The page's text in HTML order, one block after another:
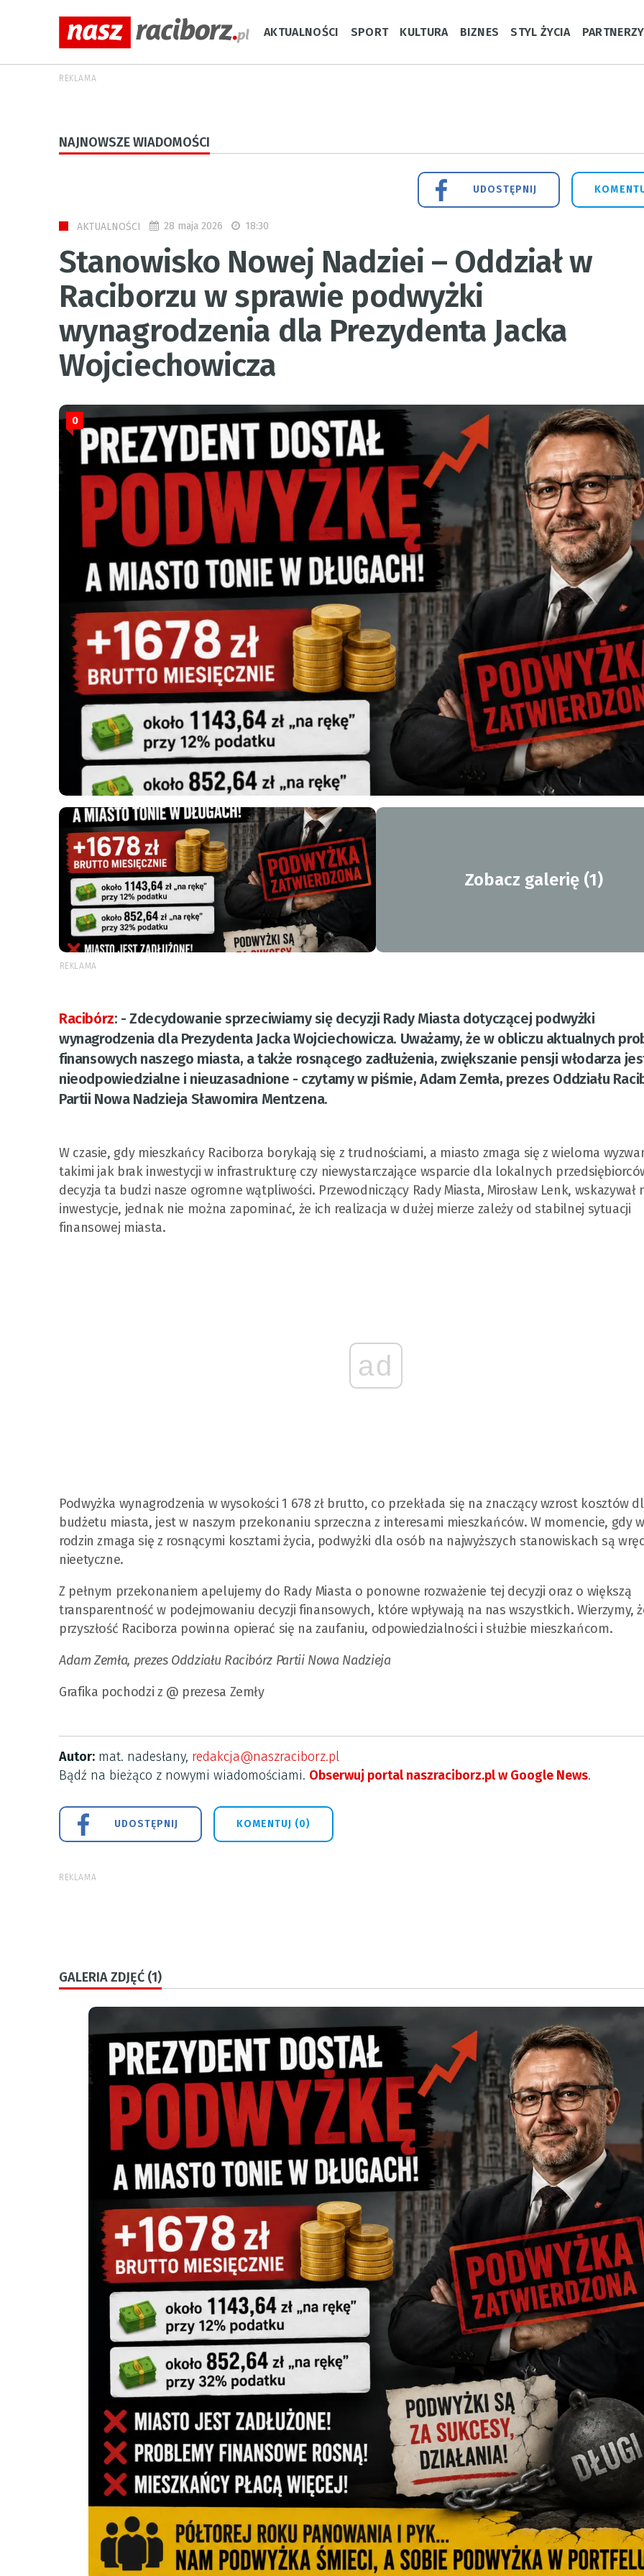
AKTUALNOŚCI SPORT KULTURA BIZNES STYL ŻYCIA PARTNERZY
REKLAMA
NAJNOWSZE WIADOMOŚCI
UDOSTĘPNIJ
AKTUALNOŚCI 28 maja 2026 18:30
Stanowisko Nowej Nadziei – Oddział w
Raciborzu w sprawie podwyżki
wynagrodzenia dla Prezydenta Jacka
Wojciechowicza
0
Zobacz galerię (1)
REKLAMA
Racibórz: - Zdecydowanie sprzeciwiamy się decyzji Rady Miasta dotyczącej podwyżki
wynagrodzenia dla Prezydenta Jacka Wojciechowicza. Uważamy, że w obliczu aktualnych
finansowych naszego miasta, a także rosnącego zadłużenia, zwiększanie pensji włodarza
nieodpowiedzialne i nieuzasadnione - czytamy w piśmie, Adam Zemła, prezes Oddziału
Partii Nowa Nadzieja Sławomira Mentzena.
W czasie, gdy mieszkańcy Raciborza borykają się z trudnościami, a miasto zmaga się z wieloma
takimi jak brak inwestycji w infrastrukturę czy niewystarczające wsparcie dla lokalnych
decyzja ta budzi nasze ogromne wątpliwości. Przewodniczący Rady Miasta, Mirosław Lenk, wskazywał
inwestycje, jednak nie można zapominać, że ich realizacja w dużej mierze zależy od stabilnej sytuacji
finansowej miasta.
ad
Podwyżka wynagrodzenia w wysokości 1 678 zł brutto, co przekłada się na znaczący wzrost kosztów
budżetu miasta, jest w naszym przekonaniu sprzeczna z interesami mieszkańców. W momencie, gdy
rodzin zmaga się z rosnącymi kosztami życia, podwyżki dla osób na najwyższych stanowiskach są
nieetyczne.
Z pełnym przekonaniem apelujemy do Rady Miasta o ponowne rozważenie tej decyzji oraz o większą
transparentność w podejmowaniu decyzji finansowych, które wpływają na nas wszystkich. Wierzymy,
przyszłość Raciborza powinna opierać się na zaufaniu, odpowiedzialności i służbie mieszkańcom.
Adam Zemła, prezes Oddziału Racibórz Partii Nowa Nadzieja
Grafika pochodzi z @ prezesa Zemły
Autor: mat. nadesłany, redakcja@naszraciborz.pl
Bądź na bieżąco z nowymi wiadomościami. Obserwuj portal naszraciborz.pl w Google News.
UDOSTĘPNIJ KOMENTUJ (0)
REKLAMA
GALERIA ZDJĘĆ (1)